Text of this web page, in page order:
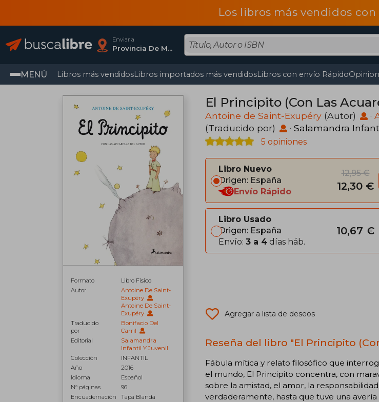
Los libros más vendidos
Enviar a
Provincia De Madrid
MENÚ Libros más vendidosLibros importados más vendidosLibros con envío Rápido
Formato
Libro Físico
Autor
Antoine De Saint-
Exupéry
Antoine De Saint-
Exupéry
Traducido
por
Bonifacio Del
Carril
Editorial
Salamandra
Infantil Y Juvenil
Colección
INFANTIL
Año
2016
Idioma
Español
N° páginas
96
Encuadernación
Tapa Blanda
El Principito (Con Las
Antoine de Saint-Exupéry (Autor) ·
(Traducido por)
· Salamandra
5 opiniones
Libro Nuevo
Origen: España
Envío Rápido
12,95 €
12,30 €
Libro Usado
Origen: España
Envío: 3 a 4 días háb.
10,67 €
Agregar a lista de deseos
Reseña del libro "El Principito
Fábula mítica y relato filosófico que
el mundo, El Principito concentra, con
sobre la amistad, el amor, la
verdaderamente, hasta que tuve una